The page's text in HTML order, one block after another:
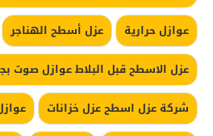
عوازل حرارية
عزل أسطح الهناجر
عزل الاسطح قبل البلاط عوازل صوت
شركة عزل اسطح عزل خزانات